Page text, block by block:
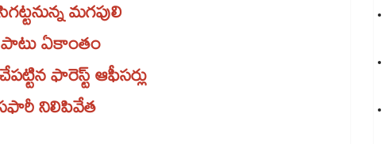
మగపులి
పాటు ఏకాంతం
ఫారెస్ట్ ఆఫీసర్లు
నిలిపివేత